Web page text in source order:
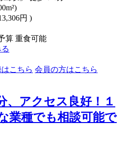
円 )
算 重食可能
こちら 会員の方はこちら
、アクセス良好！１
業種でも相談可能で